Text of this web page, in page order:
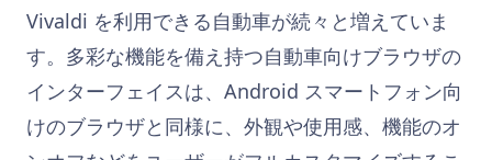
Vivaldi を利用できる自動車が続々と増えていま
す。多彩な機能を備え持つ自動車向けブラウザの
インターフェイスは、Android スマートフォン向
けのブラウザと同様に、外観や使用感、機能のオ